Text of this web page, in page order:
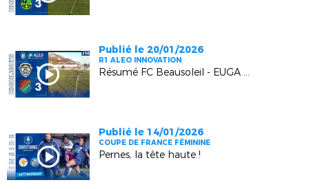
Publié le 20/01/2026
R1 ALEO INNOVATION
Résumé FC Beausoleil - EUGA Ardziv : 1-3
Publié le 14/01/2026
COUPE DE FRANCE FÉMININE
Pernes, la tête haute !